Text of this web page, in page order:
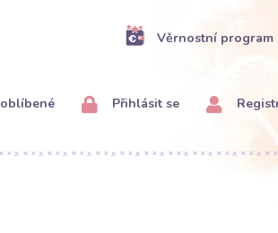
Věrnostní program
Přihlásit se